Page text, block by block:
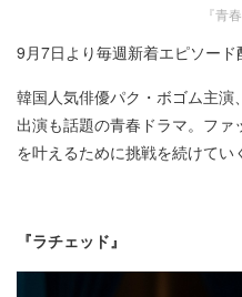
『青
9月7日より毎週新着エピソード
韓国人気俳優パク・ボゴム主演
出演も話題の青春ドラマ。フ
を叶えるために挑戦を続けてい
『ラチェッド』